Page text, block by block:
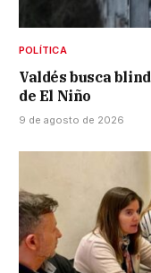
POLÍTICA
Valdés busca
de El Niño
9 de agosto de 2026